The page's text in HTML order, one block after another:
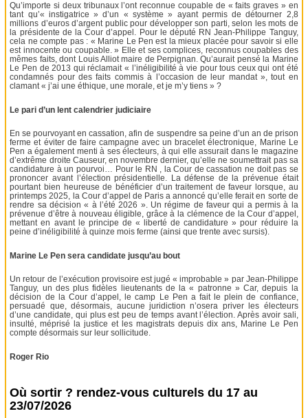
Qu’importe si deux tribunaux l’ont reconnue coupable de « faits graves » en
tant qu’« instigatrice » d’un « système » ayant permis de détourner 2,8
millions d’euros d’argent public pour développer son parti, selon les mots de
la présidente de la Cour d’appel. Pour le député RN Jean-Philippe Tanguy,
cela ne compte pas : « Marine Le Pen est la mieux placée pour savoir si elle
est innocente ou coupable. » Elle et ses complices, reconnus coupables des
mêmes faits, dont Louis Alliot maire de Perpignan. Qu’aurait pensé la Marine
Le Pen de 2013 qui réclamait « l’inéligibilité à vie pour tous ceux qui ont été
condamnés pour des faits commis à l’occasion de leur mandat », tout en
clamant « j’ai une éthique, une morale, et je m’y tiens » ?
Le pari d’un lent calendrier judiciaire
En se pourvoyant en cassation, afin de suspendre sa peine d’un an de prison
ferme et éviter de faire campagne avec un bracelet électronique, Marine Le
Pen a également menti à ses électeurs, à qui elle assurait dans le magazine
d’extrême droite Causeur, en novembre dernier, qu’elle ne soumettrait pas sa
candidature à un pourvoi… Pour le RN , la Cour de cassation ne doit pas se
prononcer avant l’élection présidentielle. La défense de la prévenue était
pourtant bien heureuse de bénéficier d’un traitement de faveur lorsque, au
printemps 2025, la Cour d’appel de Paris a annoncé qu’elle ferait en sorte de
rendre sa décision « à l’été 2026 ». Un régime de faveur qui a permis à la
prévenue d’être à nouveau éligible, grâce à la clémence de la Cour d’appel,
mettant en avant le principe de « liberté de candidature » pour réduire la
peine d’inéligibilité à quinze mois ferme (ainsi que trente avec sursis).
Marine Le Pen sera candidate jusqu’au bout
Un retour de l’exécution provisoire est jugé « improbable » par Jean-Philippe
Tanguy, un des plus fidèles lieutenants de la « patronne » Car, depuis la
décision de la Cour d’appel, le camp Le Pen a fait le plein de confiance,
persuadé que, désormais, aucune juridiction n’osera priver les électeurs
d’une candidate, qui plus est peu de temps avant l’élection. Après avoir sali,
insulté, méprisé la justice et les magistrats depuis dix ans, Marine Le Pen
compte désormais sur leur sollicitude.
Roger Rio
Où sortir ? rendez-vous culturels du 17 au
23/07/2026